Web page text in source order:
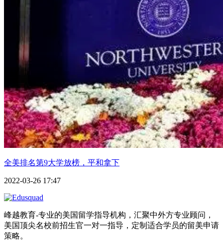
全美排名第9大学放榜，平和拿下
2022-03-26 17:47
峰越教育-专业的美国留学指导机构，汇聚中外方专业顾问，
美国顶尖名校前招生官一对一指导，定制适合学员的留美申请
策略。